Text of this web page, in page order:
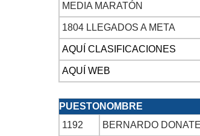
MEDIA MARATÓN
1804 LLEGADOS A META
AQUÍ CLASIFICACIONES
AQUÍ WEB
PUESTONOMBRE
1192
BERNARDO